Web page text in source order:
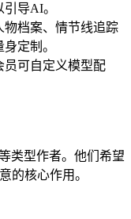
导AI。
物档案、情节线追踪
定制。
员可自定义模型配
类型作者。他们希望
的核心作用。